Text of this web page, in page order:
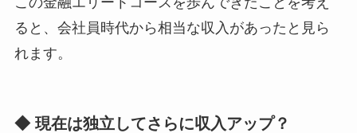
ると、会社員時代から相当な収入があったと見ら
れます。
◆ 現在は独立してさらに収入アップ？